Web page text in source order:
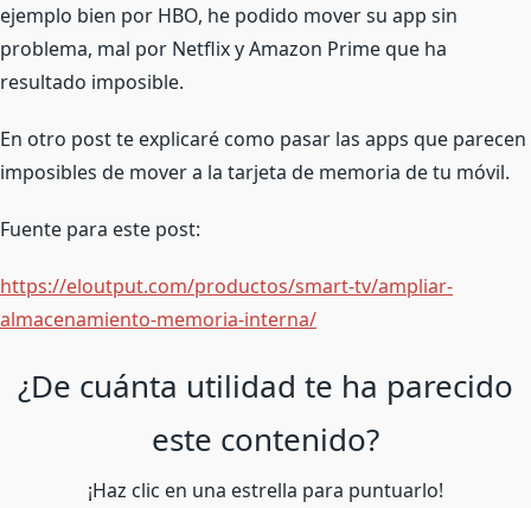
ejemplo bien por HBO, he podido mover su app sin
problema, mal por Netflix y Amazon Prime que ha
resultado imposible.
En otro post te explicaré como pasar las apps que parecen
imposibles de mover a la tarjeta de memoria de tu móvil.
Fuente para este post:
https://eloutput.com/productos/smart-tv/ampliar-
almacenamiento-memoria-interna/
¿De cuánta utilidad te ha parecido
este contenido?
¡Haz clic en una estrella para puntuarlo!